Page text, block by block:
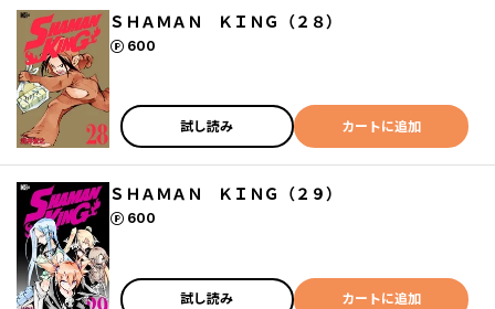
ＳＨＡＭＡＮ ＫＩＮＧ（２８）
600
ポイント
試し読み カートに追加
ＳＨＡＭＡＮ ＫＩＮＧ（２９）
600
ポイント
試し読み カートに追加